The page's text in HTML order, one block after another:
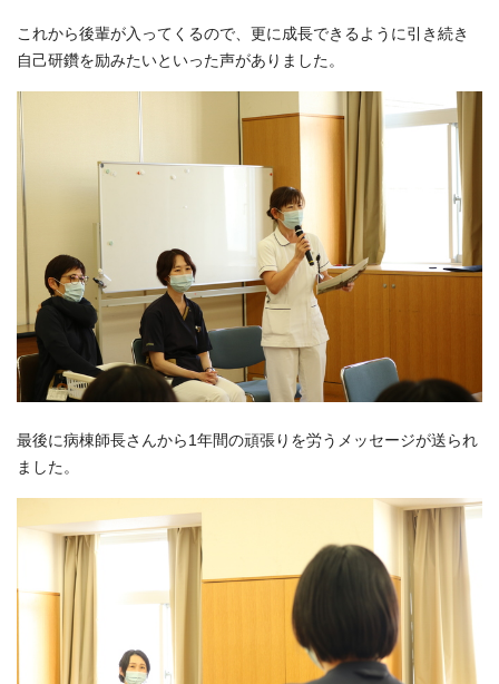
これから後輩が入ってくるので、更に成長できるように引き続き
自己研鑽を励みたいといった声がありました。
最後に病棟師長さんから1年間の頑張りを労うメッセージが送られ
ました。